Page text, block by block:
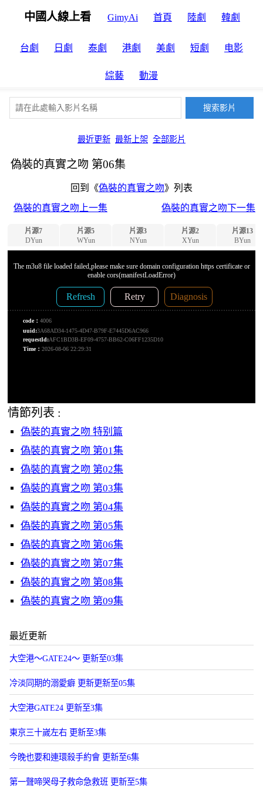
中國人線上看 GimyAi 首頁 陸劇 韓劇
台劇 日劇 泰劇 港劇 美劇 短劇 电影
綜藝 動漫
最近更新 最新上架 全部影片
偽裝的真實之吻 第06集
回到《偽裝的真實之吻》列表
偽裝的真實之吻上一集
偽裝的真實之吻下一集
片源7
DYun
片源5
WYun
片源3
NYun
片源2
XYun
片源13
BYun
情節列表 :
偽裝的真實之吻 特别篇
偽裝的真實之吻 第01集
偽裝的真實之吻 第02集
偽裝的真實之吻 第03集
偽裝的真實之吻 第04集
偽裝的真實之吻 第05集
偽裝的真實之吻 第06集
偽裝的真實之吻 第07集
偽裝的真實之吻 第08集
偽裝的真實之吻 第09集
最近更新
大空港～GATE24～ 更新至03集
冷淡同期的溺愛癖 更新更新至05集
大空港GATE24 更新至3集
東京三十嵗左右 更新至3集
今晚也要和連環殺手約會 更新至6集
第一聲啼哭母子救命急救班 更新至5集